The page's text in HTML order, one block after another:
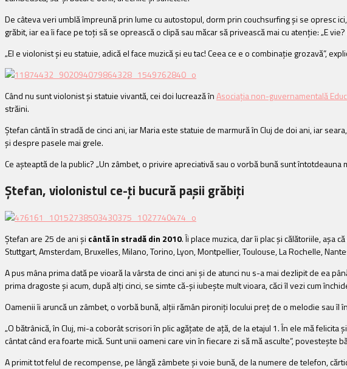
De câteva veri umblă împreună prin lume cu autostopul, dorm prin couchsurfing și se opresc
grăbit, iar ea îi face pe toți să se oprească o clipă sau măcar să privească mai cu atenție: „E
„El e violonist și eu statuie, adică el face muzică și eu tac! Ceea ce e o combinație grozavă”,
Când nu sunt violonist și statuie vivantă, cei doi lucrează înAsociația non-guvernamentală
străini.
Ștefan cântă în stradă de cinci ani, iar Maria este statuie de marmură în Cluj de doi ani, iar
și despre pasele mai grele.
Ce așteaptă de la public? „Un zâmbet, o privire apreciativă sau o vorbă bună sunt
Ștefan, violonistul ce-ți bucură pașii grăbiți
Ștefan are 25 de ani și cântă în stradă din 2010. Îi place muzica, dar îi plac și călătoriile, așa
Stuttgart, Amsterdam, Bruxelles, Milano, Torino, Lyon, Montpellier, Toulouse, La Rochelle,
A pus mâna prima dată pe vioară la vârsta de cinci ani și de atunci nu s-a mai dezlipit de ea
prima dragoste și acum, după alți cinci, se simte că-și iubește mult vioara, căci îl vezi cum
Oamenii îi aruncă un zâmbet, o vorbă bună, alții rămân pironiți locului preț de o melodie sau îl
„O bătrânică, în Cluj, mi-a coborât scrisori în plic agăţate de aţă, de la etajul 1. În ele mă
cântat când era foarte mică. Sunt unii oameni care vin în fiecare zi să mă asculte”, povesteşte
A primit tot felul de recompense, pe lângă zâmbete și voie bună, de la numere de telefon,